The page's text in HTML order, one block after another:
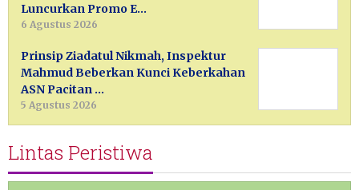
Luncurkan Promo E…
6 Agustus 2026
Prinsip Ziadatul Nikmah, Inspektur
Mahmud Beberkan Kunci Keberkahan
ASN Pacitan …
5 Agustus 2026
Lintas Peristiwa